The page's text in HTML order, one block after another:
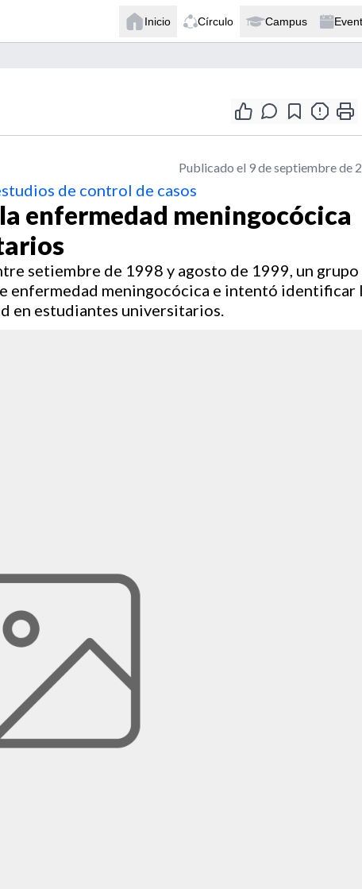
Inicio Círculo Campus
Publicado el 9 de septiembre de
de control de casos
enfermedad meningocócica
setiembre de 1998 y agosto de 1999, un grupo
enfermedad meningocócica e intentó identificar
en estudiantes universitarios.